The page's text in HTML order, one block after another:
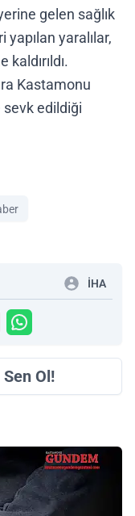
gelen sağlık
yaralılar,
Kastamonu
sevk edildiği
İHA
Ol!